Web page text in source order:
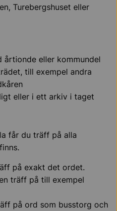
Turebergshuset eller
årtionde eller kommundel
till exempel andra
eller i ett arkiv i taget
får du träff på alla
på exakt det ordet.
träff på till exempel
på ord som busstorg och